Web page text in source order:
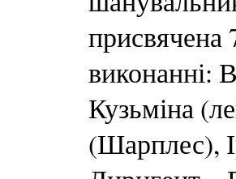
присвячена
виконанні:
Кузьміна
(Шарплес),